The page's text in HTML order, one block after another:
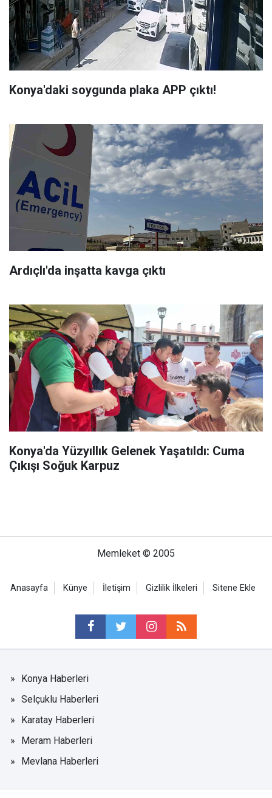
Konya'daki soygunda plaka APP çıktı!
Ardıçlı'da inşatta kavga çıktı
Konya'da Yüzyıllık Gelenek Yaşatıldı: Cuma
Çıkışı Soğuk Karpuz
Memleket © 2005
Anasayfa Künye İletişim Gizlilik İlkeleri Sitene Ekle
Konya Haberleri
Selçuklu Haberleri
Karatay Haberleri
Meram Haberleri
Mevlana Haberleri